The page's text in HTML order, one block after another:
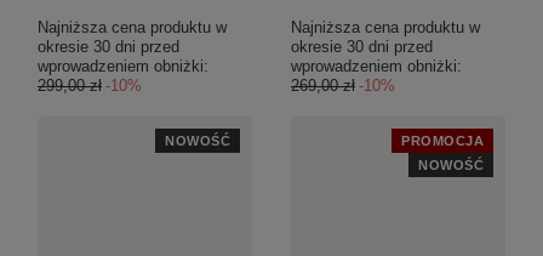
Najniższa cena produktu w
okresie 30 dni przed
wprowadzeniem obniżki:
299,00 zł -10%
Najniższa cena produktu w
okresie 30 dni przed
wprowadzeniem obniżki:
269,00 zł -10%
NOWOŚĆ
PROMOCJA
NOWOŚĆ